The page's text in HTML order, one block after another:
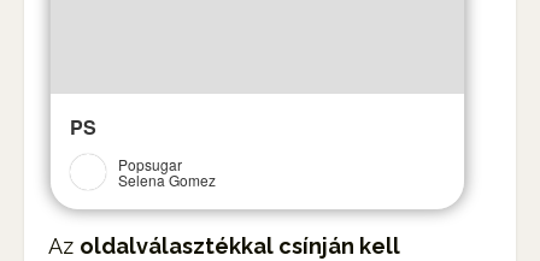
PS
Popsugar
Selena Gomez
Az oldalválasztékkal csínján kell